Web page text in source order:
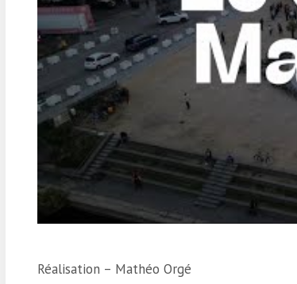
Réalisation – Mathéo Orgé